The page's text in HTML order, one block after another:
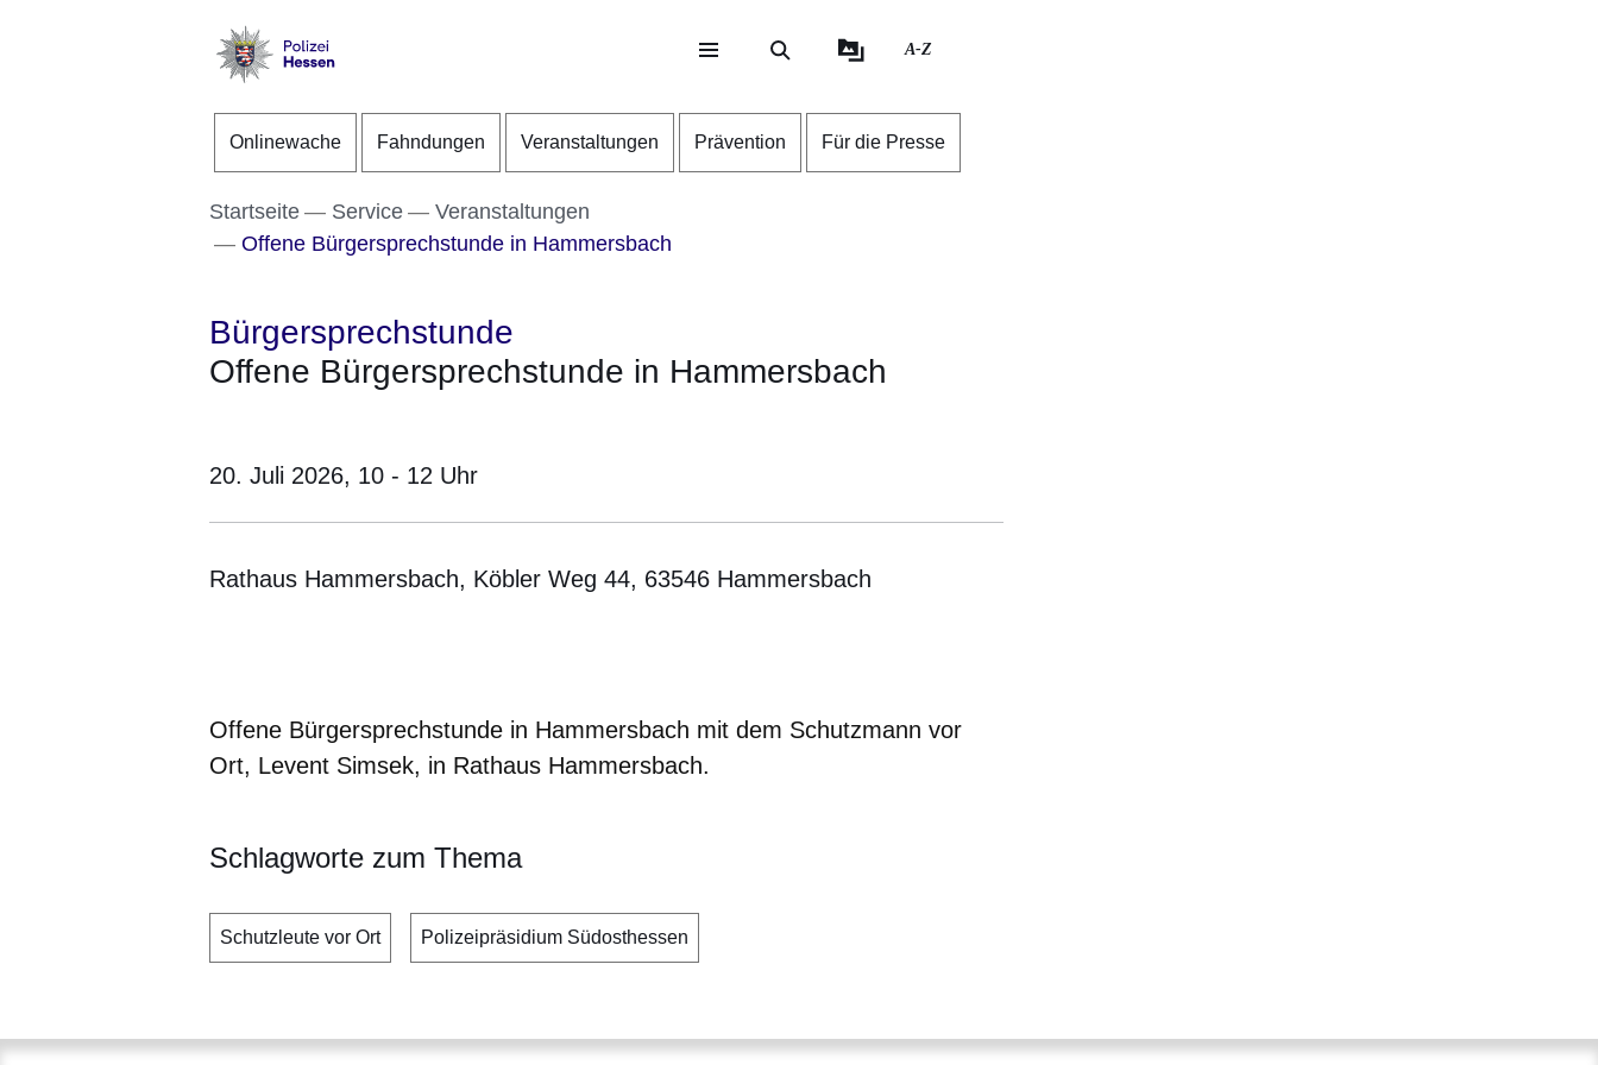
Direkt zum Kopf der Seite
Direkt zum Inhalt
Direkt zum Fuß der Seite
Hessen
A-Z
Onlinewache Fahndungen Veranstaltungen Prävention Für die Presse
Startseite Service
Veranstaltungen
Offene Bürgersprechstunde in Hammersbach
Bürgersprechstunde
Offene Bürgersprechstunde in Hammersbach
20. Juli 2026, 10 - 12 Uhr
Rathaus Hammersbach, Köbler Weg 44, 63546 Hammersbach
Offene Bürgersprechstunde in Hammersbach mit dem Schutzmann vor
Ort, Levent Simsek, in Rathaus Hammersbach.
Schlagworte zum Thema
Schutzleute vor Ort Polizeipräsidium Südosthessen